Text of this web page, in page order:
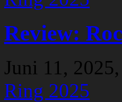
Review:
Juni 11, 2025,
Ring 2025